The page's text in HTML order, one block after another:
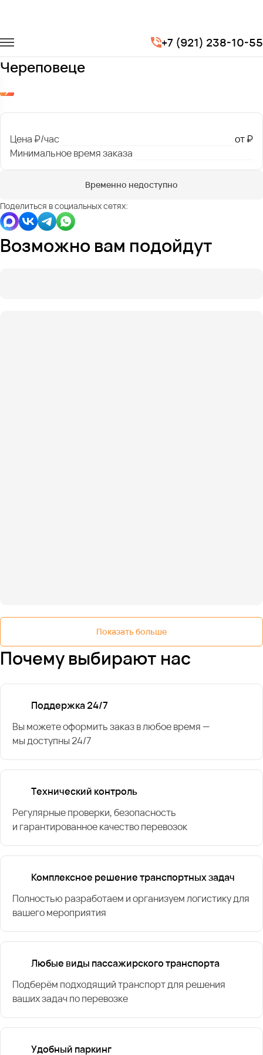
+7 (921) 238-10-55
Легковые автомобили
Заказать Mercedes EQE с водителем в
Череповеце
Цена ₽/час
от ₽
Минимальное время заказа
Временно недоступно
Поделиться в социальных сетях:
Возможно вам подойдут
Показать больше
Почему выбирают нас
Поддержка 24/7
Вы можете оформить заказ в любое время —
мы доступны 24/7
Технический контроль
Регулярные проверки, безопасность
и гарантированное качество перевозок
Комплексное решение транспортных задач
Полностью разработаем и организуем логистику для
вашего мероприятия
Любые виды пассажирского транспорта
Подберём подходящий транспорт для решения
ваших задач по перевозке
Удобный паркинг